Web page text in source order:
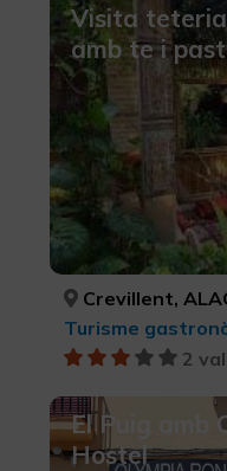
Visita
amb te i
Crevillent,
Turisme
2
El Puig amb
Hostel